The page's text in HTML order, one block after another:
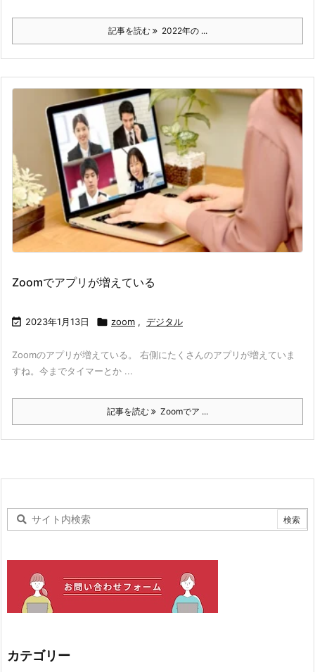
記事を読む 2022年の ...
Zoomでアプリが増えている
 2023年1月13日  zoom , デジタル
Zoomのアプリが増えている。 右側にたくさんのアプリが増えていま
すね。今までタイマーとか ...
記事を読む Zoomでア ...
カテゴリー